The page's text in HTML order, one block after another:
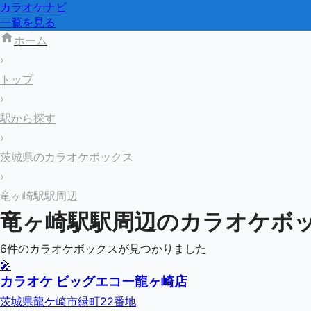
カラオケナビ
一覧を見る
ホーム
›
トップ
›
駅から探す
›
茨城県のカラオケボックス
›
竜ヶ崎駅駅周辺
竜ヶ崎駅駅周辺のカラオケボ
6件のカラオケボックスが見つかりました
🎤
カラオケ ビッグエコー龍ヶ崎店
茨城県龍ケ崎市緑町22番地